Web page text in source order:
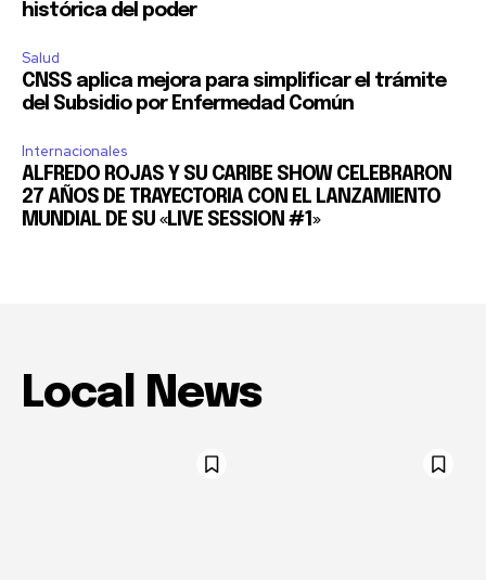
histórica del poder
Salud
CNSS aplica mejora para simplificar el trámite
del Subsidio por Enfermedad Común
Internacionales
ALFREDO ROJAS Y SU CARIBE SHOW CELEBRARON
27 AÑOS DE TRAYECTORIA CON EL LANZAMIENTO
MUNDIAL DE SU «LIVE SESSION #1»
Local News